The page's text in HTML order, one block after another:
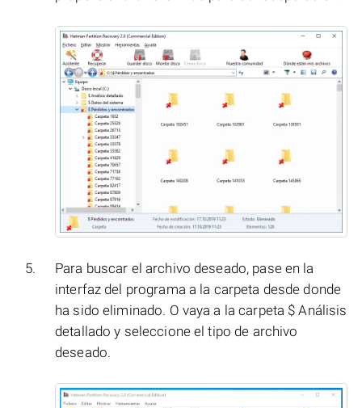
Para buscar el archivo deseado, pase en la
interfaz del programa a la carpeta desde donde
ha sido eliminado. O vaya a la carpeta $ Análisis
detallado y seleccione el tipo de archivo
deseado.